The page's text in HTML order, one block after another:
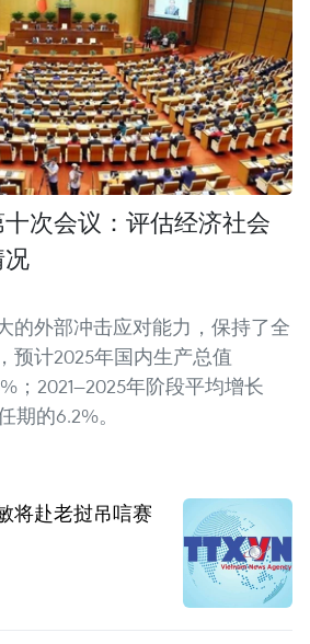
次会议：评估经济社会
的外部冲击应对能力，保持了全
预计2025年国内生产总值
；2021—2025年阶段平均增长
期的6.2%。
将赴老挝吊唁赛